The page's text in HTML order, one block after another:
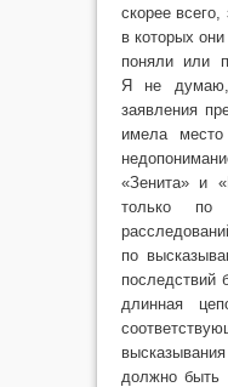
скорее всего,
в которых
поняли или
Я не думаю,
заявления
имела место
«Зенита» и
только по
по
последствий
длинная
должно быть